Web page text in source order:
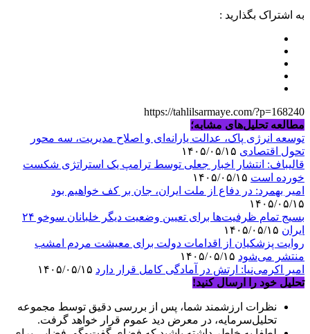
به اشتراک بگذارید :
https://tahlilsarmaye.com/?p=168240
مطالعه تحلیل‌های مشابه؛
توسعه انرژی پاک، عدالت یارانه‌ای و اصلاح مدیریت، سه محور
تحول اقتصادی
قالیباف: انتشار اخبار جعلی توسط ترامپ یک استراتژی شکست
خورده است
امیر بهمرد: در دفاع از ملت ایران، جان بر کف خواهیم بود
۱۴۰۵/۰۵/۱۵
بسیج تمام ظرفیت‌ها برای تعیین وضعیت دیگر خلبانان سوخو ۲۴
ایران
روایت پزشکیان از اقدامات دولت برای معیشت مردم امشب
منتشر می‌شود
امیر اکرمی‌نیا: ارتش در آمادگی کامل قرار دارد
تحلیل خود را ارسال کنید!
نظرات ارزشمند شما، پس از بررسی دقیق توسط مجموعه
تحلیل‌سرمایه، در معرض دید عموم قرار خواهد گرفت.